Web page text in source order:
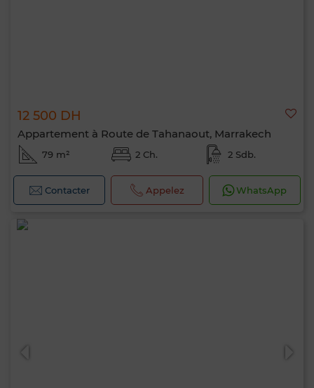
12 500 DH
Appartement à Route de Tahanaout, Marrakech
79 m² 2 Ch. 2 Sdb.
Contacter Appelez WhatsApp